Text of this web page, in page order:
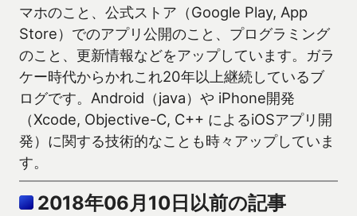
マホのこと、公式ストア（Google Play, App
Store）でのアプリ公開のこと、プログラミング
のこと、更新情報などをアップしています。ガラ
ケー時代からかれこれ20年以上継続しているブ
ログです。Android（java）や iPhone開発
（Xcode, Objective-C, C++ によるiOSアプリ開
発）に関する技術的なことも時々アップしていま
す。
2018年06月10日以前の記事